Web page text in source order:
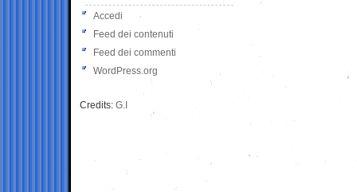
Accedi
Feed dei contenuti
Feed dei commenti
WordPress.org
Credits: G.I